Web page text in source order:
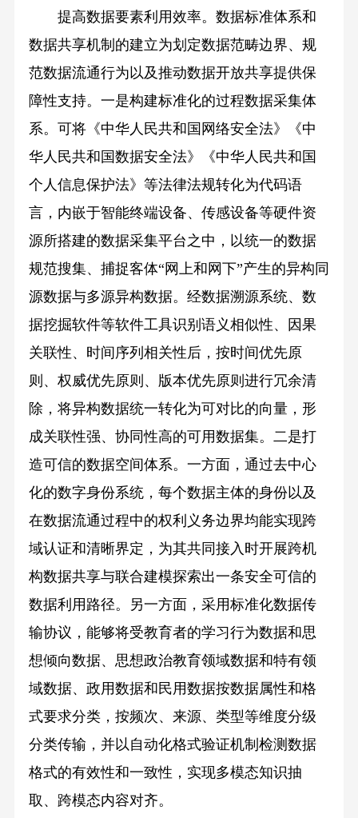
提高数据要素利用效率。数据标准体系和
数据共享机制的建立为划定数据范畴边界、规
范数据流通行为以及推动数据开放共享提供保
障性支持。一是构建标准化的过程数据采集体
系。可将《中华人民共和国网络安全法》《中
华人民共和国数据安全法》《中华人民共和国
个人信息保护法》等法律法规转化为代码语
言，内嵌于智能终端设备、传感设备等硬件资
源所搭建的数据采集平台之中，以统一的数据
规范搜集、捕捉客体“网上和网下”产生的异构同
源数据与多源异构数据。经数据溯源系统、数
据挖掘软件等软件工具识别语义相似性、因果
关联性、时间序列相关性后，按时间优先原
则、权威优先原则、版本优先原则进行冗余清
除，将异构数据统一转化为可对比的向量，形
成关联性强、协同性高的可用数据集。二是打
造可信的数据空间体系。一方面，通过去中心
化的数字身份系统，每个数据主体的身份以及
在数据流通过程中的权利义务边界均能实现跨
域认证和清晰界定，为其共同接入时开展跨机
构数据共享与联合建模探索出一条安全可信的
数据利用路径。另一方面，采用标准化数据传
输协议，能够将受教育者的学习行为数据和思
想倾向数据、思想政治教育领域数据和特有领
域数据、政用数据和民用数据按数据属性和格
式要求分类，按频次、来源、类型等维度分级
分类传输，并以自动化格式验证机制检测数据
格式的有效性和一致性，实现多模态知识抽
取、跨模态内容对齐。